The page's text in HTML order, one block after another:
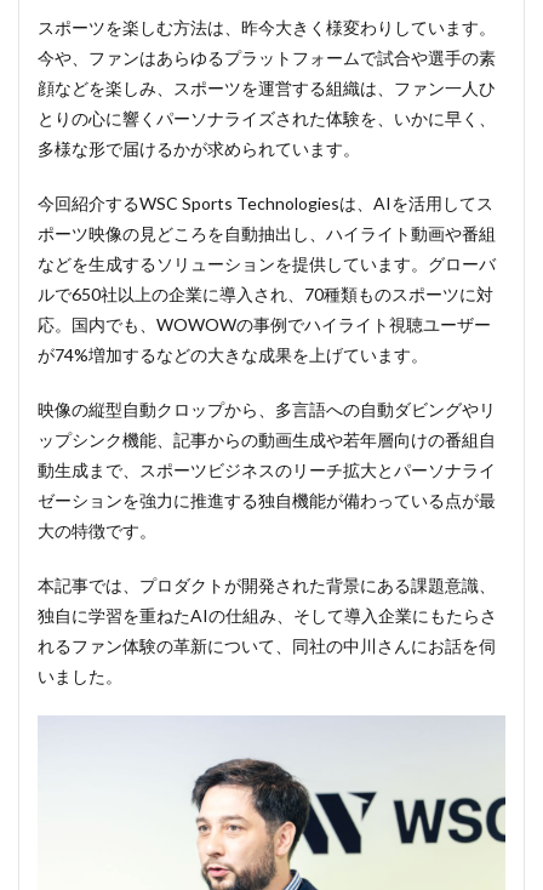
スポーツを楽しむ方法は、昨今大きく様変わりしています。
今や、ファンはあらゆるプラットフォームで試合や選手の素
顔などを楽しみ、スポーツを運営する組織は、ファン一人ひ
とりの心に響くパーソナライズされた体験を、いかに早く、
多様な形で届けるかが求められています。
今回紹介するWSC Sports Technologiesは、AIを活用してス
ポーツ映像の見どころを自動抽出し、ハイライト動画や番組
などを生成するソリューションを提供しています。グローバ
ルで650社以上の企業に導入され、70種類ものスポーツに対
応。国内でも、WOWOWの事例でハイライト視聴ユーザー
が74%増加するなどの大きな成果を上げています。
映像の縦型自動クロップから、多言語への自動ダビングやリ
ップシンク機能、記事からの動画生成や若年層向けの番組自
動生成まで、スポーツビジネスのリーチ拡大とパーソナライ
ゼーションを強力に推進する独自機能が備わっている点が最
大の特徴です。
本記事では、プロダクトが開発された背景にある課題意識、
独自に学習を重ねたAIの仕組み、そして導入企業にもたらさ
れるファン体験の革新について、同社の中川さんにお話を伺
いました。